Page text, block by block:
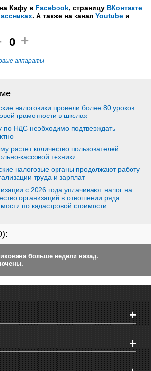
Кафу в Facebook, страницу ВКонтакте
. А также на канал Youtube и
0 +
аппараты
налоговики провели более 80 уроков
грамотности в школах
по НДС необходимо подтверждать
растет количество пользователей
кассовой техники
налоговые органы продолжают работу
труда и зарплат
с 2026 года уплачивают налог на
организаций в отношении ряда
по кадастровой стоимости
):
больше недели назад.
+
+